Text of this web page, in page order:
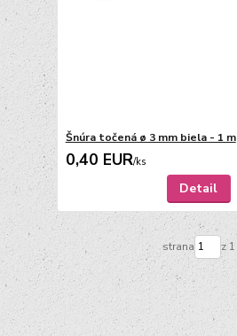
Šnúra točená ø 3 mm biela - 1 m
0,40 EUR/ks
Detail
strana z 1